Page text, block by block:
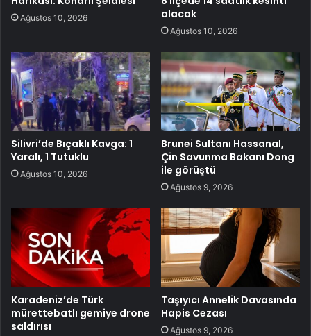
Ağustos 10, 2026
olacak
Ağustos 10, 2026
Silivri’de Bıçaklı Kavga: 1
Yaralı, 1 Tutuklu
Ağustos 10, 2026
Brunei Sultanı Hassanal,
Çin Savunma Bakanı Dong
ile görüştü
Ağustos 9, 2026
Karadeniz’de Türk
mürettebatlı gemiye drone
saldırısı
Taşıyıcı Annelik Davasında
Hapis Cezası
Ağustos 9, 2026